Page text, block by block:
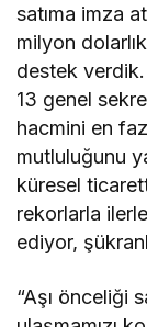
satıma imza
milyon
destek verdik.
13 genel
hacmini en
mutluluğunu
küresel
rekorlarla
ediyor,
“Aşı önceliği